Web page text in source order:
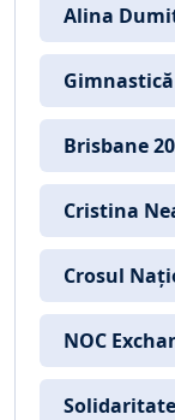
Alina
Gimnastică
Brisbane
Cristina
Crosul
NOC